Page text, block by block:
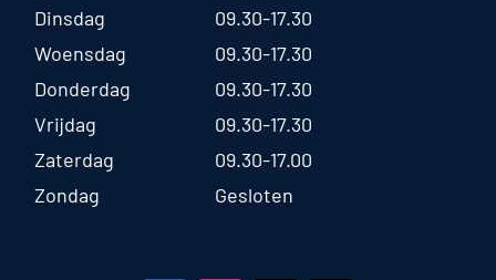
Dinsdag
09.30-17.30
Woensdag
09.30-17.30
Donderdag
09.30-17.30
Vrijdag
09.30-17.30
Zaterdag
09.30-17.00
Zondag
Gesloten